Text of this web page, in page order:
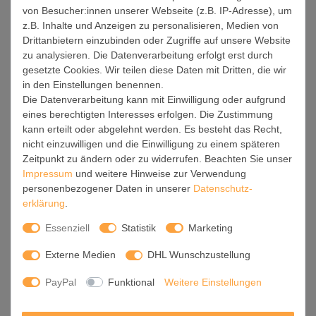
denkbar einfach.
Installation / Inbetriebnahme:
Der Aufbau Ihrer banjado Lichtdecke gestaltet sich
unkompliziert, dank einer verständlichen Anleitung, die Ihnen
Schritt für Schritt durch den Montageprozess hilft.
Für die endgültige Installation und den sicheren Anschluss
empfehlen wir die Hinzuziehung eines Fachmanns, um die
optimale Funktion und Sicherheit Ihrer Beleuchtung zu
gewährleisten.
Falls Sie einen Fachmann für die Installation benötigen, geben
Sie uns gern Bescheid, wir vermitteln Ihnen gern einen
Integration in Ihr Smart Home. Durch die Kompatibilität mit der
von Besucher:innen unserer Webseite (z.B. IP-Adresse), um
z.B. Inhalte und Anzeigen zu personalisieren, Medien von
Drittanbietern einzubinden oder Zugriffe auf unsere Website
zu analysieren. Die Datenverarbeitung erfolgt erst durch
gesetzte Cookies. Wir teilen diese Daten mit Dritten, die wir
in den Einstellungen benennen.
Die Datenverarbeitung kann mit Einwilligung oder aufgrund
eines berechtigten Interesses erfolgen. Die Zustimmung
kann erteilt oder abgelehnt werden. Es besteht das Recht,
nicht einzuwilligen und die Einwilligung zu einem späteren
Zeitpunkt zu ändern oder zu widerrufen. Beachten Sie unser
Impressum und weitere Hinweise zur Verwendung
personenbezogener Daten in unserer Daten­schutz­
erklärung
Essenziell Statistik Marketing
Externe Medien DHL Wunschzustellung
PayPal Funktional Weitere Einstellungen